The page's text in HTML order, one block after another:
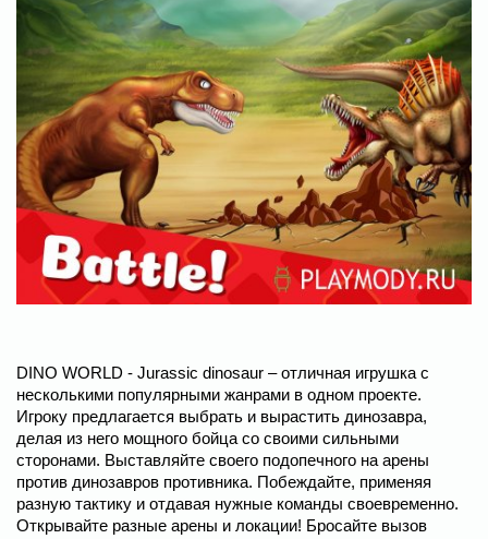
DINO WORLD - Jurassic dinosaur – отличная игрушка с
несколькими популярными жанрами в одном проекте.
Игроку предлагается выбрать и вырастить динозавра,
делая из него мощного бойца со своими сильными
сторонами. Выставляйте своего подопечного на арены
против динозавров противника. Побеждайте, применяя
разную тактику и отдавая нужные команды своевременно.
Открывайте разные арены и локации! Бросайте вызов